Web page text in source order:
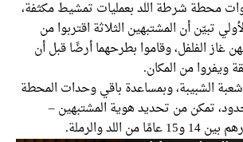
شرطة اللد بعمليات تمشيط مكثفة،
أن المشتبهين الثلاثة اقتربوا من
وقاموا بطرحهما أرضًا قبل أن
من المكان.
وبمساعدة باقي وحدات المحطة
من تحديد هوية المشتبهين –